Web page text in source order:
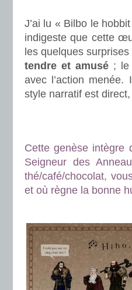
J’ai lu « Bilbo le
indigeste que cette
les quelques
tendre et amusé ; le
avec l’action
style narratif est
Cette genèse intègre
Seigneur des
thé/café/chocolat,
et où règne la bonne